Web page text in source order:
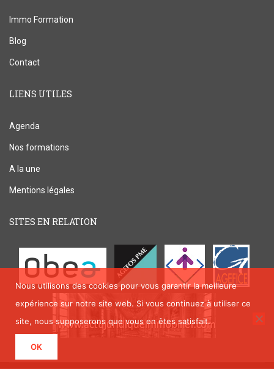
Immo Formation
Blog
Contact
LIENS UTILES
Agenda
Nos formations
A la une
Mentions légales
SITES EN RELATION
Nous utilisons des cookies pour vous garantir la meilleure
expérience sur notre site web. Si vous continuez à utiliser ce
site, nous supposerons que vous en êtes satisfait.
OK